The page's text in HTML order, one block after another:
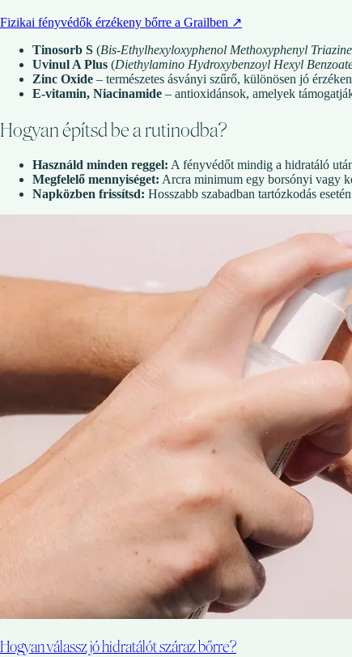
Fizikai fényvédők érzékeny bőrre a Grailben ↗
Tinosorb S (Bis-Ethylhexyloxyphenol Methoxyphenyl Triazine
Uvinul A Plus (Diethylamino Hydroxybenzoyl Hexyl
Zinc Oxide – természetes ásványi szűrő, különösen jó
E-vitamin, Niacinamide – antioxidánsok, amelyek
Hogyan építsd be a rutinodba?
Használd minden reggel: A fényvédőt mindig a hidratáló
Megfelelő mennyiséget: Arcra minimum egy borsónyi vagy
Napközben frissítsd: Hosszabb szabadban tartózkodás
Hogyan válassz jó hidratálót száraz bőrre?